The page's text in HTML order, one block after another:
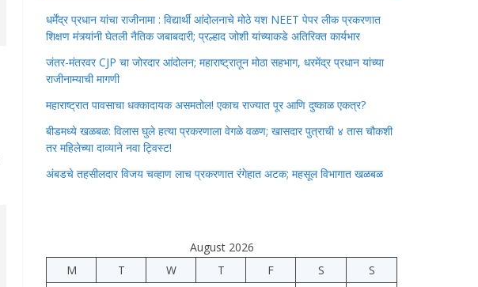
धर्मेंद्र प्रधान यांचा राजीनामा : विद्यार्थी आंदोलनाचे मोठे यश NEET पेपर लीक प्रकरणात
शिक्षण मंत्र्यांनी घेतली नैतिक जबाबदारी; प्रल्हाद जोशी यांच्याकडे अतिरिक्त कार्यभार
जंतर-मंतरवर CJP चा जोरदार आंदोलन; महाराष्ट्रातून मोठा सहभाग, धरमेंद्र प्रधान यांच्या
राजीनाम्याची मागणी
महाराष्ट्रात पावसाचा धक्कादायक असमतोल! एकाच राज्यात पूर आणि दुष्काळ एकत्र?
बीडमध्ये खळबळ: विलास घुले हत्या प्रकरणाला वेगळे वळण; खासदार पुत्राची ४ तास चौकशी
तर महिलेच्या दाव्याने नवा ट्विस्ट!
अंबडचे तहसीलदार विजय चव्हाण लाच प्रकरणात रंगेहात अटक; महसूल विभागात खळबळ
August 2026
M
T W T F S
S